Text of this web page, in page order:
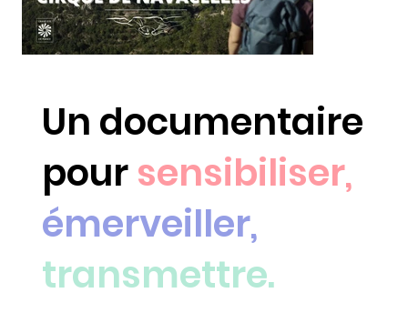
Un documentaire
poursensibiliser,
émerveiller,
transmettre.